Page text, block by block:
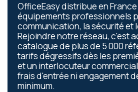
OfficeEasy distribue en
équipements professionnels
communication, la sécurité et
Rejoindre notre réseau, c'est
catalogue de plus de 5 000
tarifs dégressifs dès les
et un interlocuteur
frais d'entrée ni engagement
minimum.